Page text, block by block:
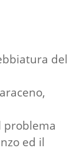
del
problema
ed il